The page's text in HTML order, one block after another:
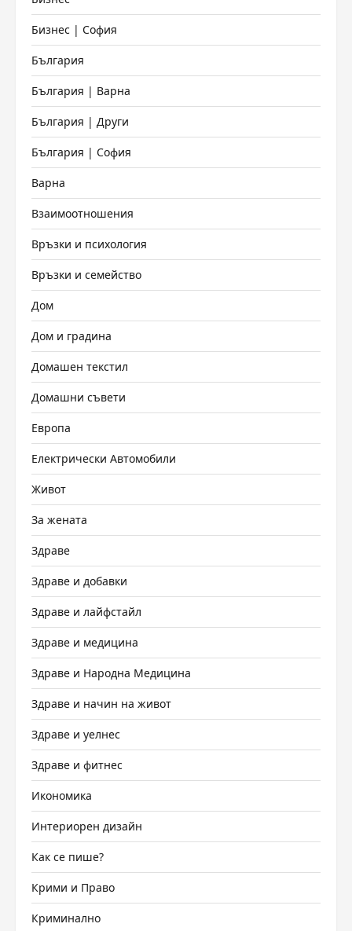
Бизнес | София
България
България | Варна
България | Други
България | София
Варна
Взаимоотношения
Връзки и психология
Връзки и семейство
Дом
Дом и градина
Домашен текстил
Домашни съвети
Европа
Електрически Автомобили
Живот
За жената
Здраве
Здраве и добавки
Здраве и лайфстайл
Здраве и медицина
Здраве и Народна Медицина
Здраве и начин на живот
Здраве и уелнес
Здраве и фитнес
Икономика
Интериорен дизайн
Как се пише?
Крими и Право
Криминално